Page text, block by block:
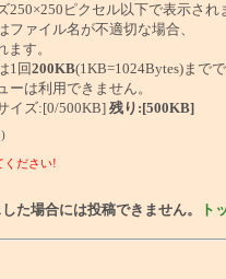
250×250ピクセル以下で表示され
ァイル名が不適切な場合、
す。
1回200KB(1KB=1024Bytes)まで
は利用できません。
イズ:[0/500KB] 残り:[500KB]
ください!
た場合には投稿できません。 ト